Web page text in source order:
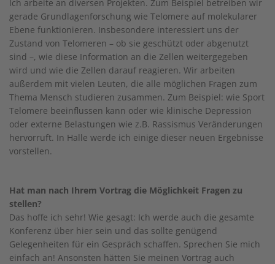
Ich arbeite an diversen Projekten. Zum Beispiel betreiben wir
gerade Grundlagenforschung wie Telomere auf molekularer
Ebene funktionieren. Insbesondere interessiert uns der
Zustand von Telomeren – ob sie geschützt oder abgenutzt
sind –, wie diese Information an die Zellen weitergegeben
wird und wie die Zellen darauf reagieren. Wir arbeiten
außerdem mit vielen Leuten, die alle möglichen Fragen zum
Thema Mensch studieren zusammen. Zum Beispiel: wie Sport
Telomere beeinflussen kann oder wie klinische Depression
oder externe Belastungen wie z.B. Rassismus Veränderungen
hervorruft. In Halle werde ich einige dieser neuen Ergebnisse
vorstellen.
Hat man nach Ihrem Vortrag die Möglichkeit Fragen zu
stellen?
Das hoffe ich sehr! Wie gesagt: Ich werde auch die gesamte
Konferenz über hier sein und das sollte genügend
Gelegenheiten für ein Gespräch schaffen. Sprechen Sie mich
einfach an! Ansonsten hätten Sie meinen Vortrag auch